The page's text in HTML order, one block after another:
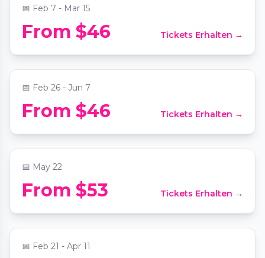
📅 Feb 7 - Mar 15
From $46 Tickets Erhalten →
Candlelight Long Beach: Tribute to Juan
Gabriel on Strings
📍The Queen Mary - Queen's Salon
📅 Feb 26 - Jun 7
From $46 Tickets Erhalten →
The Jazz Room: A Frank Sinatra & Louis
Armstrong Tribute
📍Historic Glendale Theater
📅 May 22
From $53 Tickets Erhalten →
Candlelight: The Best of Bridgerton on
Strings
📍Immanuel Presbyterian Church
📅 Feb 21 - Apr 11